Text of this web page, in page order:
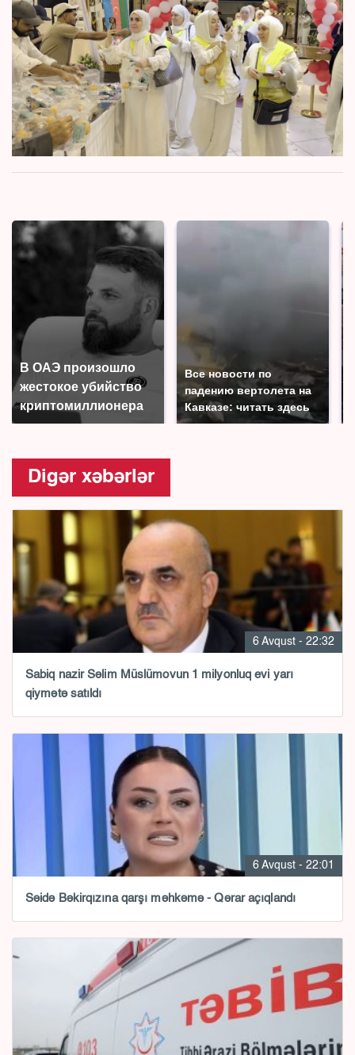
В ОАЭ произошло
жестокое убийство
криптомиллионера
Все новости по
падению вертолета на
Кавказе: читать здесь
Digər xəbərlər
6 Avqust - 22:32
Sabiq nazir Səlim Müslümovun 1 milyonluq evi yarı
qiymətə satıldı
6 Avqust - 22:01
Səidə Bəkirqızına qarşı məhkəmə - Qərar açıqlandı